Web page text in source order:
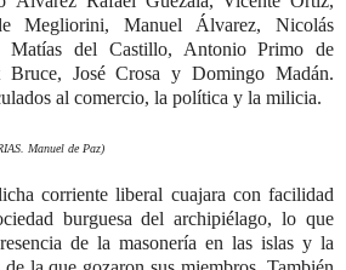
Megliorini, Manuel Álvarez, Nicolás
Matías del Castillo, Antonio Primo de
Bruce, José Crosa y Domingo Madán.
al comercio, la política y la milicia.
Manuel de Paz)
corriente liberal cuajara con facilidad
burguesa del archipiélago, lo que
de la masonería en las islas y la